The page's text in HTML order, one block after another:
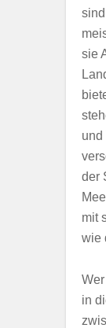
sie
und
der
mit
wie
in